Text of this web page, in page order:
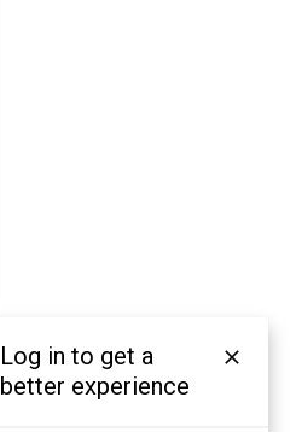
Log in to get a
better experience